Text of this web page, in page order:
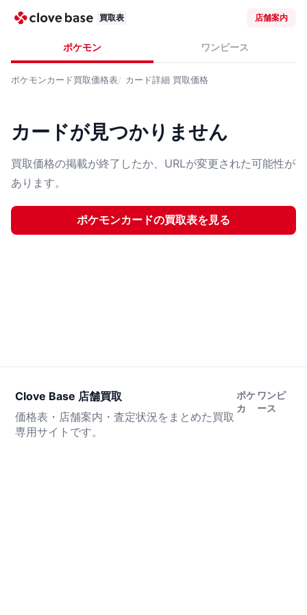
買取表 店舗案内
ポケモン ワンピース
ポケモンカード買取価格表 カード詳細 買取価格
カードが見つかりません
買取価格の掲載が終了したか、URLが変更された可能性が
あります。
ポケモンカードの買取表を見る
Clove Base 店舗買取
価格表・店舗案内・査定状況をまとめた買取
専用サイトです。
ポケ
カ
ワンピ
ース